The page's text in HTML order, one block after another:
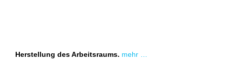
Herstellung des Arbeitsraums. mehr …